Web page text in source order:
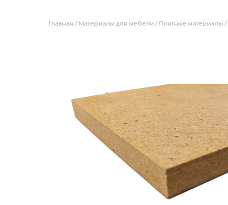
Главная / Материалы для мебели / Плитные материалы /